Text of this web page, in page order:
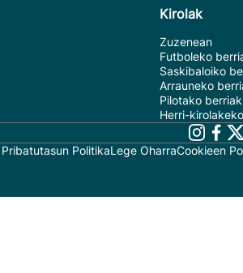
Kirolak
Zuzenean
Futboleko
Saskibaloiko
Arrauneko
Pilotako berriak
Herri-
Pribatutasun PolitikaLege OharraCookieen